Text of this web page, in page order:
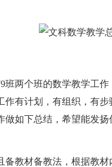
两个班的数学教学工作
作有计划，有组织，有
如下总结，希望能发
材备教法，根据教材